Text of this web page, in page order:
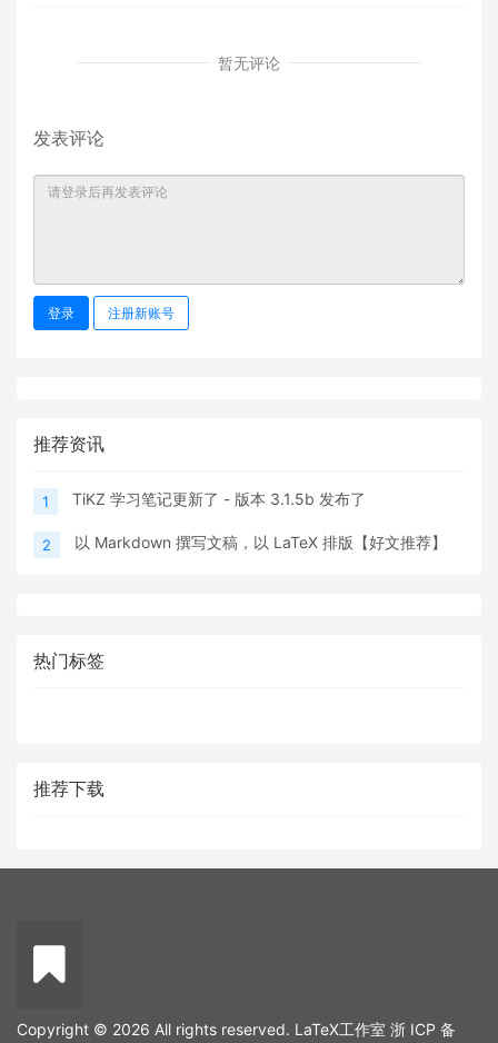
暂无评论
发表评论
登录 注册新账号
推荐资讯
1 TiKZ 学习笔记更新了 - 版本 3.1.5b 发布了
2 以 Markdown 撰写文稿，以 LaTeX 排版【好文推荐】
热门标签
推荐下载
Copyright © 2026 All rights reserved. LaTeX工作室 浙 ICP 备